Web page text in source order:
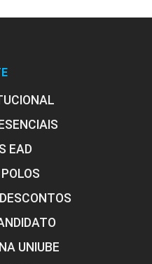
EAD
UNIUBE